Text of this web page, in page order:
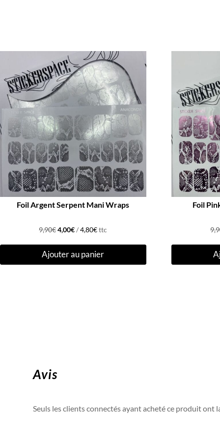
Foil Argent Serpent Mani Wraps
9,90€Le
initial
était :
4,00€Le
actuel
est :
/4,80€ttc
Ajouter au panier
Avis
Seuls les clients connectés ayant acheté ce produit ont